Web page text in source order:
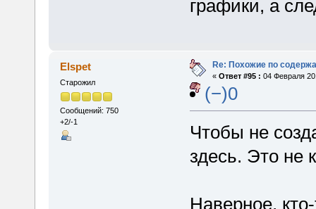
графики, а
Elspet
Старожил
Сообщений: 750
+2/-1
Re: Похожие по
« Ответ #95 : 04 Февраля
(−)0
Чтобы не
здесь. Это не
Наверное,